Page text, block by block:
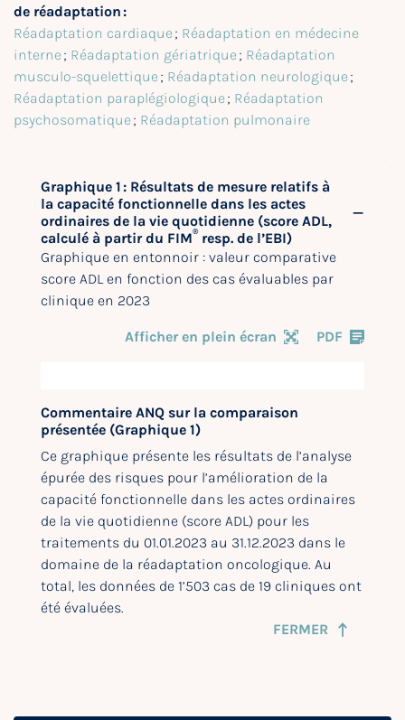
de réadaptation :
Réadaptation cardiaque ; Réadaptation en médecine
interne ; Réadaptation gériatrique ; Réadaptation
musculo-squelettique ; Réadaptation neurologique ;
Réadaptation paraplégiologique ; Réadaptation
psychosomatique ; Réadaptation pulmonaire
Graphique 1 : Résultats de mesure relatifs à
la capacité fonctionnelle dans les actes
ordinaires de la vie quotidienne (score ADL,
calculé à partir du FIM® resp. de l’EBI)
Graphique en entonnoir : valeur comparative
score ADL en fonction des cas évaluables par
clinique en 2023
Afficher en plein écran PDF
Commentaire ANQ sur la comparaison
présentée (Graphique 1)
Ce graphique présente les résultats de l’analyse
épurée des risques pour l’amélioration de la
capacité fonctionnelle dans les actes ordinaires
de la vie quotidienne (score ADL) pour les
traitements du 01.01.2023 au 31.12.2023 dans le
domaine de la réadaptation oncologique. Au
total, les données de 1’503 cas de 19 cliniques ont
été évaluées.
FERMER